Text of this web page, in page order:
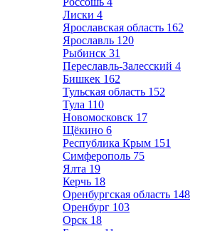
Лиски 4
Ярославская область 162
Ярославль 120
Рыбинск 31
Переславль-Залесский 4
Бишкек 162
Тульская область 152
Тула 110
Новомосковск 17
Щёкино 6
Республика Крым 151
Симферополь 75
Ялта 19
Керчь 18
Оренбургская область 148
Оренбург 103
Орск 18